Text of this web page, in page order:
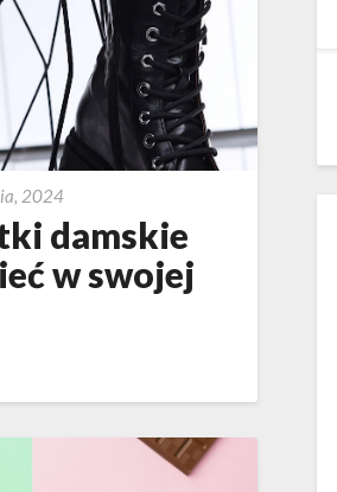
2024Jakie
botki
damskie
warto
szafie?
damskie
w swojej